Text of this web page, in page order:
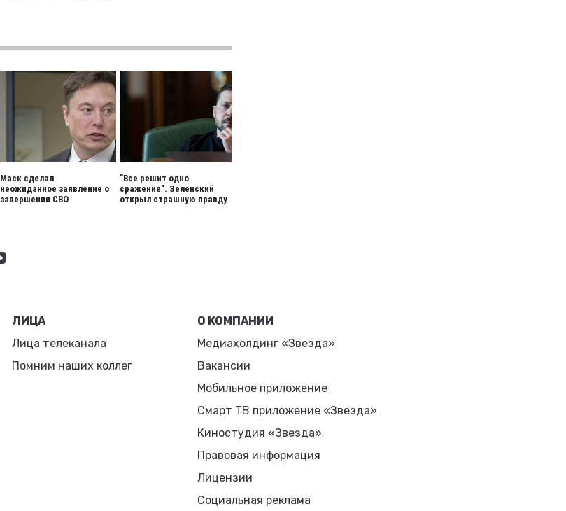
Маск сделал
неожиданное заявление о
завершении СВО
"Все решит одно
сражение". Зеленский
открыл страшную правду
ЛИЦА
Лица телеканала
Помним наших коллег
О КОМПАНИИ
Медиахолдинг «Звезда»
Вакансии
Мобильное приложение
Смарт ТВ приложение «Звезда»
Киностудия «Звезда»
Правовая информация
Лицензии
Социальная реклама